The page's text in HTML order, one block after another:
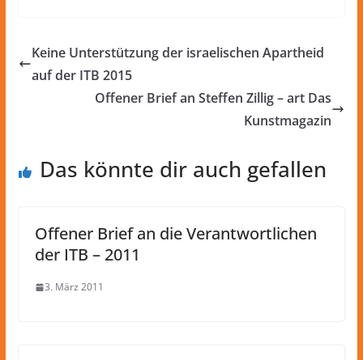
Keine Unterstützung der israelischen Apartheid
auf der ITB 2015
Offener Brief an Steffen Zillig – art Das
Kunstmagazin
Das könnte dir auch gefallen
Offener Brief an die Verantwortlichen
der ITB – 2011
3. März 2011